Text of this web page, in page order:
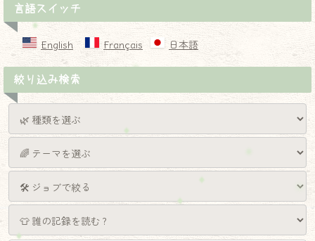
言語スイッチ
English Français 日本語
絞り込み検索